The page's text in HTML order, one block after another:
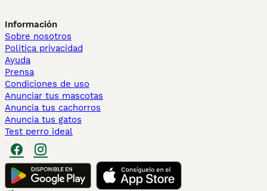
Información
Sobre nosotros
Politica privacidad
Ayuda
Prensa
Condiciones de uso
Anunciar tus mascotas
Anuncia tus cachorros
Anuncia tus gatos
Test perro ideal